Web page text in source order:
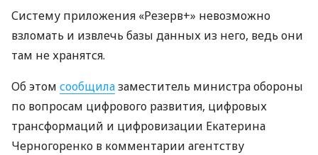
Систему приложения «Резерв+» невозможно
взломать и извлечь базы данных из него, ведь они
там не хранятся.
Об этом сообщилазаместитель министра обороны
по вопросам цифрового развития, цифровых
трансформаций и цифровизации Екатерина
Черногоренко в комментарии агентству